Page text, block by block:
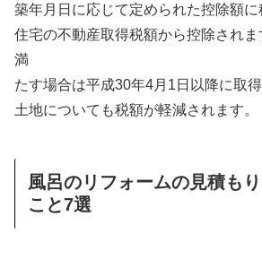
築年月日に応じて定められた控除額に
住宅の不動産取得税額から控除され
満
たす場合は平成30年4月1日以降に取
土地についても税額が軽減されます。
風呂のリフォームの見積も
こと7選